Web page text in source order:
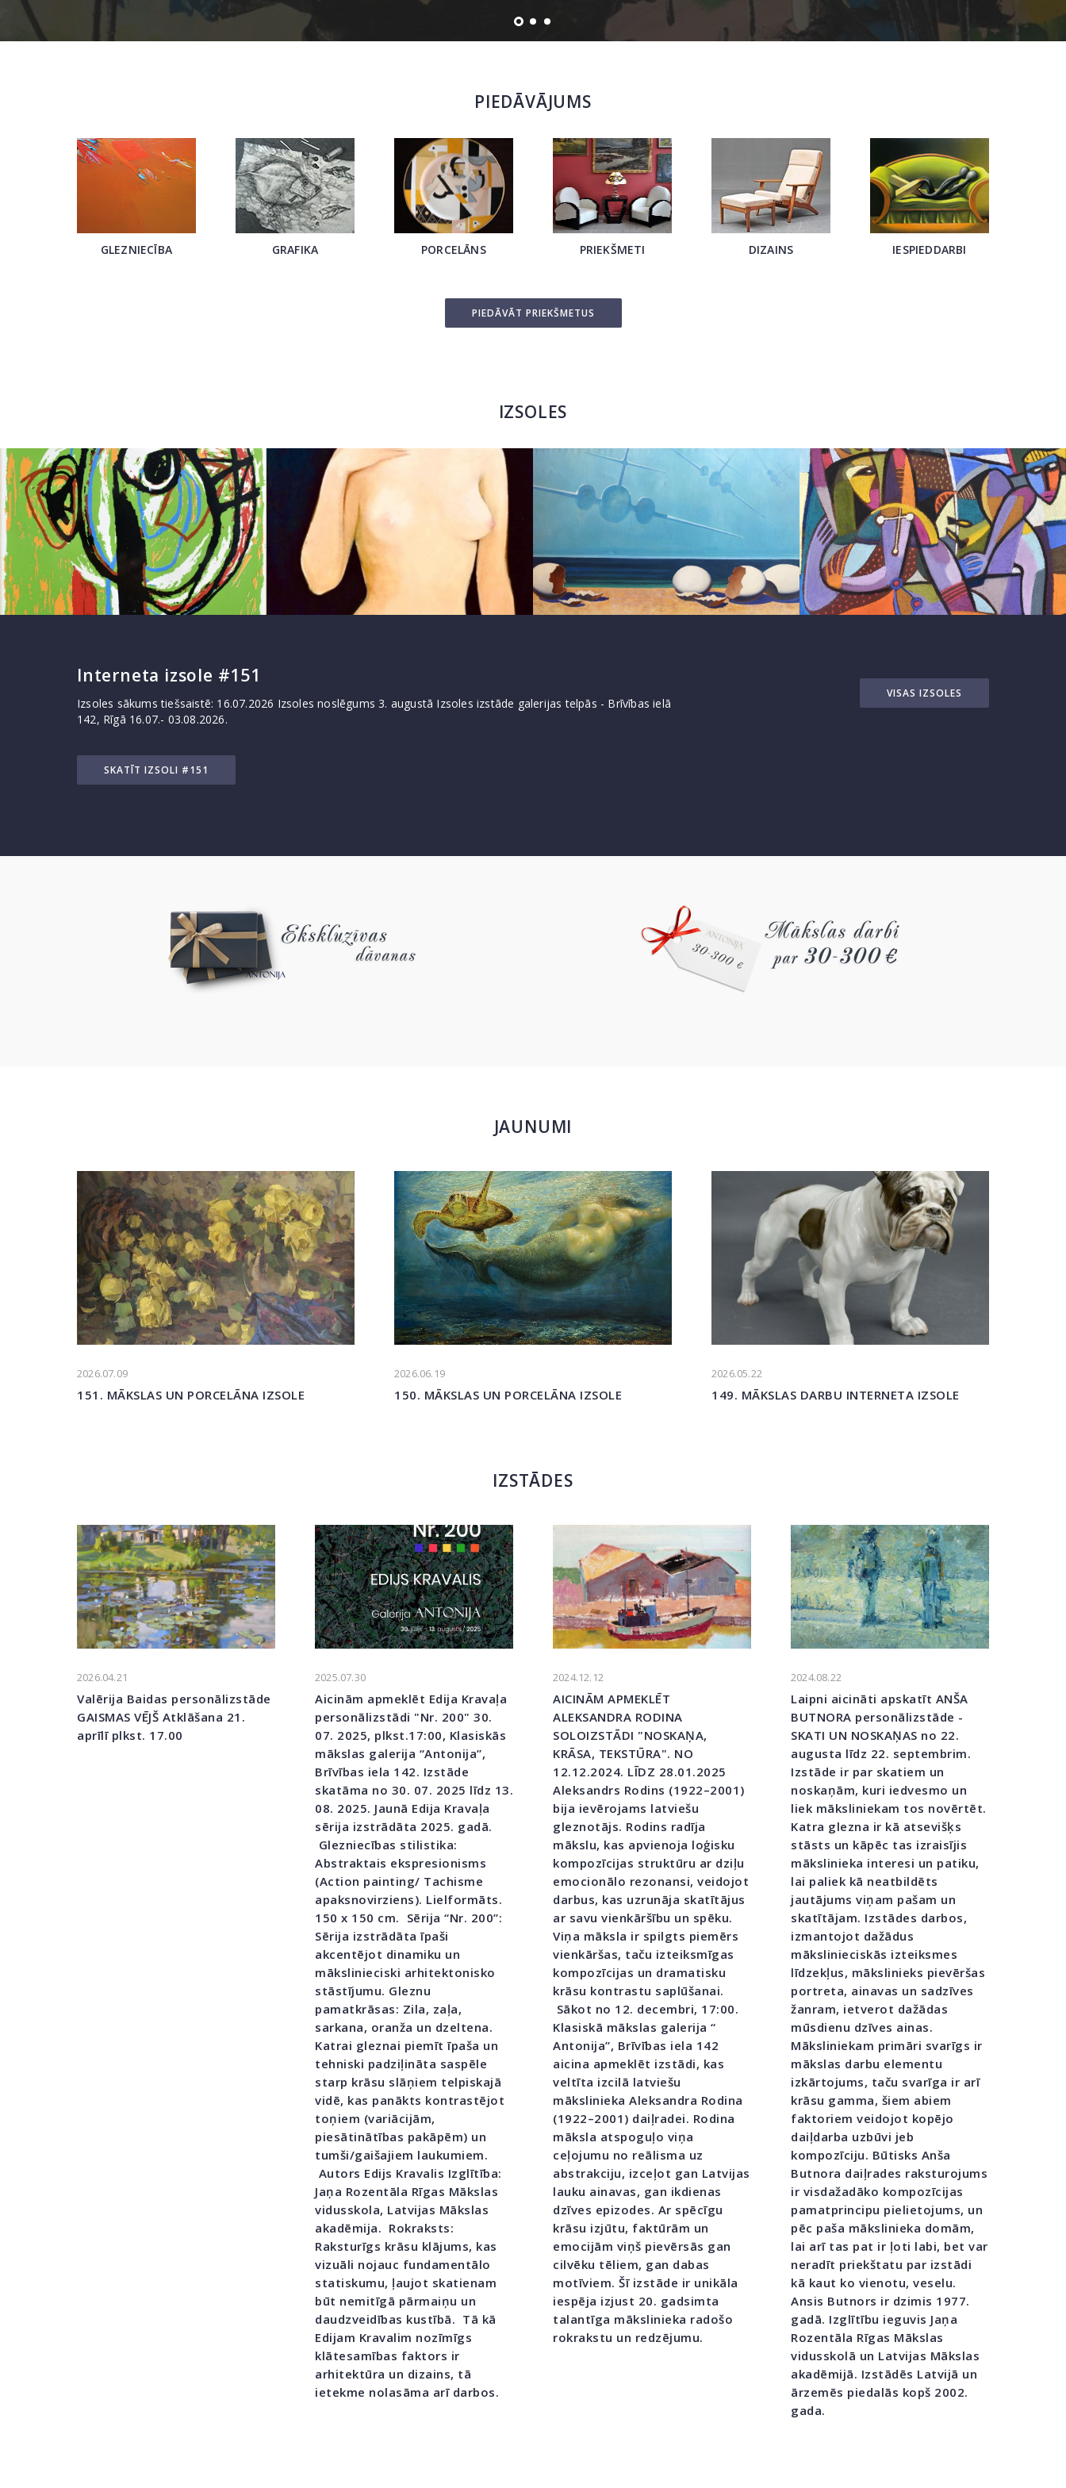
PIEDĀVĀJUMS
GLEZNIECĪBA GRAFIKA PORCELĀNS PRIEKŠMETI DIZAINS IESPIEDDARBI
PIEDĀVĀT PRIEKŠMETUS
IZSOLES
Interneta izsole #151
Izsoles sākums tiešsaistē: 16.07.2026 Izsoles noslēgums 3. augustā Izsoles izstāde galerijas telpās - Brīvības ielā
142, Rīgā 16.07.- 03.08.2026.
SKATĪT IZSOLI #151
VISAS IZSOLES
JAUNUMI
2026.07.09
151. MĀKSLAS UN PORCELĀNA IZSOLE
2026.06.19
150. MĀKSLAS UN PORCELĀNA IZSOLE
2026.05.22
149. MĀKSLAS DARBU INTERNETA IZSOLE
IZSTĀDES
2026.04.21
Valērija Baidas personālizstāde
GAISMAS VĒJŠ Atklāšana 21.
aprīlī plkst. 17.00
2025.07.30
Aicinām apmeklēt Edija Kravaļa
personālizstādi "Nr. 200" 30.
07. 2025, plkst.17:00, Klasiskās
mākslas galerija “Antonija”,
Brīvības iela 142. Izstāde
skatāma no 30. 07. 2025 līdz 13.
08. 2025. Jaunā Edija Kravaļa
sērija izstrādāta 2025. gadā.
Glezniecības stilistika:
Abstraktais ekspresionisms
(Action painting/ Tachisme
apaksnovirziens). Lielformāts.
150 x 150 cm. Sērija “Nr. 200”:
Sērija izstrādāta īpaši
akcentējot dinamiku un
mākslinieciski arhitektonisko
stāstījumu. Gleznu
pamatkrāsas: Zila, zaļa,
sarkana, oranža un dzeltena.
Katrai gleznai piemīt īpaša un
tehniski padziļināta saspēle
starp krāsu slāņiem telpiskajā
vidē, kas panākts kontrastējot
toņiem (variācijām,
piesātinātības pakāpēm) un
tumši/gaišajiem laukumiem.
Autors Edijs Kravalis Izglītība:
Jaņa Rozentāla Rīgas Mākslas
vidusskola, Latvijas Mākslas
akadēmija. Rokraksts:
Raksturīgs krāsu klājums, kas
vizuāli nojauc fundamentālo
statiskumu, ļaujot skatienam
būt nemitīgā pārmaiņu un
daudzveidības kustībā. Tā kā
Edijam Kravalim nozīmīgs
klātesamības faktors ir
arhitektūra un dizains, tā
ietekme nolasāma arī darbos.
2024.12.12
AICINĀM APMEKLĒT
ALEKSANDRA RODINA
SOLOIZSTĀDI "NOSKAŅA,
KRĀSA, TEKSTŪRA". NO
12.12.2024. LĪDZ 28.01.2025
Aleksandrs Rodins (1922–2001)
bija ievērojams latviešu
gleznotājs. Rodins radīja
mākslu, kas apvienoja loģisku
kompozīcijas struktūru ar dziļu
emocionālo rezonansi, veidojot
darbus, kas uzrunāja skatītājus
ar savu vienkāršību un spēku.
Viņa māksla ir spilgts piemērs
vienkāršas, taču izteiksmīgas
kompozīcijas un dramatisku
krāsu kontrastu saplūšanai.
Sākot no 12. decembri, 17:00.
Klasiskā mākslas galerija “
Antonija”, Brīvības iela 142
aicina apmeklēt izstādi, kas
veltīta izcilā latviešu
mākslinieka Aleksandra Rodina
(1922–2001) daiļradei. Rodina
māksla atspoguļo viņa
ceļojumu no reālisma uz
abstrakciju, izceļot gan Latvijas
lauku ainavas, gan ikdienas
dzīves epizodes. Ar spēcīgu
krāsu izjūtu, faktūrām un
emocijām viņš pievērsās gan
cilvēku tēliem, gan dabas
motīviem. Šī izstāde ir unikāla
iespēja izjust 20. gadsimta
talantīga mākslinieka radošo
rokrakstu un redzējumu.
2024.08.22
Laipni aicināti apskatīt ANŠA
BUTNORA personālizstāde -
SKATI UN NOSKAŅAS no 22.
augusta līdz 22. septembrim.
Izstāde ir par skatiem un
noskaņām, kuri iedvesmo un
liek māksliniekam tos novērtēt.
Katra glezna ir kā atsevišķs
stāsts un kāpēc tas izraisījis
mākslinieka interesi un patiku,
lai paliek kā neatbildēts
jautājums viņam pašam un
skatītājam. Izstādes darbos,
izmantojot dažādus
mākslinieciskās izteiksmes
līdzekļus, mākslinieks pievēršas
portreta, ainavas un sadzīves
žanram, ietverot dažādas
mūsdienu dzīves ainas.
Māksliniekam primāri svarīgs ir
mākslas darbu elementu
izkārtojums, taču svarīga ir arī
krāsu gamma, šiem abiem
faktoriem veidojot kopējo
daiļdarba uzbūvi jeb
kompozīciju. Būtisks Anša
Butnora daiļrades raksturojums
ir visdažadāko kompozīcijas
pamatprincipu pielietojums, un
pēc paša mākslinieka domām,
lai arī tas pat ir ļoti labi, bet var
neradīt priekštatu par izstādi
kā kaut ko vienotu, veselu.
Ansis Butnors ir dzimis 1977.
gadā. Izglītību ieguvis Jaņa
Rozentāla Rīgas Mākslas
vidusskolā un Latvijas Mākslas
akadēmijā. Izstādēs Latvijā un
ārzemēs piedalās kopš 2002.
gada.